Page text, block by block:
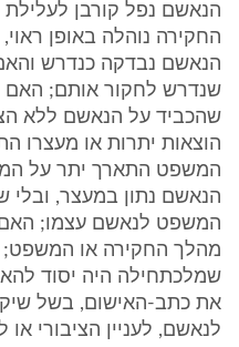
הנאשם נפל קורבן לעלילת
החקירה נוהלה באופן
הנאשם נבדקה כנדרש
שנדרש לחקור אותם; האם
שהכביד על הנאשם ללא
הוצאות יתרות או
המשפט התארך יתר על
הנאשם נתון במעצר, ובלי
המשפט לנאשם עצמו;
מהלך החקירה או
שמלכתחילה היה יסוד
את כתב-האישום, בשל
לנאשם, לעניין הציבורי או